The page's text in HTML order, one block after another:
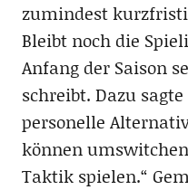
zumindest
Bleibt noch die
Anfang der Saison
schreibt. Dazu
personelle
können
Taktik spielen.“